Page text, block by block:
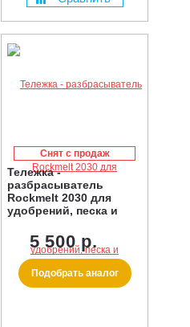
Снят с продаж
Тележка -
разбрасыватель
Rockmelt 2030 для
удобрений, песка и
5 500 р.
Подобрать аналог